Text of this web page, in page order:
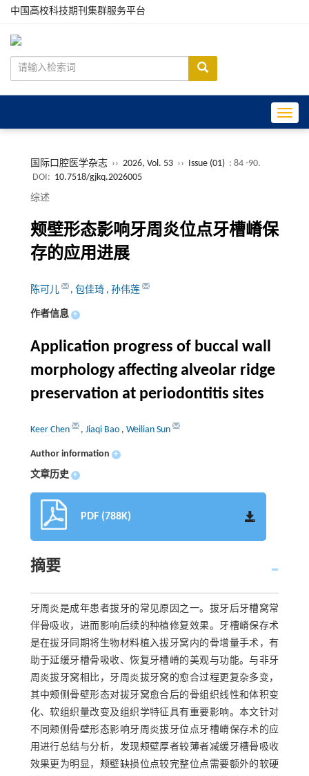
中国高校科技期刊集群服务平台
国际口腔医学杂志 ›› 2026, Vol. 53 ›› Issue (01) : 84 -90.
DOI: 10.7518/gjkq.2026005
综述
颊壁形态影响牙周炎位点牙槽嵴保
存的应用进展
陈可儿 , 包佳琦 , 孙伟莲
作者信息 +
Application progress of buccal wall
morphology affecting alveolar ridge
preservation at periodontitis sites
Keer Chen , Jiaqi Bao , Weilian Sun
Author information +
文章历史 +
PDF (788K)
摘要
牙周炎是成年患者拔牙的常见原因之一。拔牙后牙槽窝常
伴骨吸收，进而影响后续的种植修复效果。牙槽嵴保存术
是在拔牙同期将生物材料植入拔牙窝内的骨增量手术，有
助于延缓牙槽骨吸收、恢复牙槽嵴的美观与功能。与非牙
周炎拔牙窝相比，牙周炎拔牙窝的愈合过程更复杂多变，
其中颊侧骨壁形态对拔牙窝愈合后的骨组织线性和体积变
化、软组织量改变及组织学特征具有重要影响。本文针对
不同颊侧骨壁形态影响牙周炎拔牙位点牙槽嵴保存术的应
用进行总结与分析，发现颊壁厚者较薄者减缓牙槽骨吸收
效果更为明显，颊壁缺损位点较完整位点需要额外的软硬